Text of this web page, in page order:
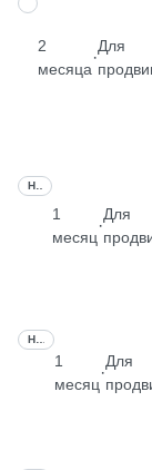
2
месяца
·
Для
1
месяц
·
Для
1
месяц
·
Для